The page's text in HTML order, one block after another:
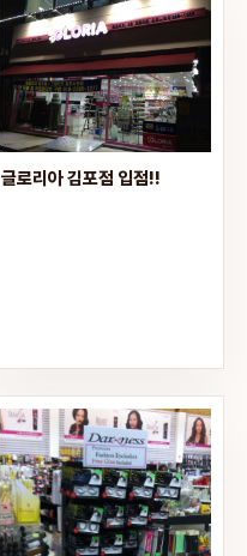
글로리아 김포점 입점!!